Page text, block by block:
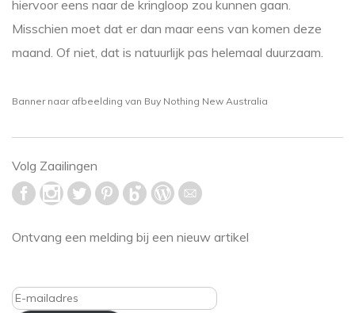
hiervoor eens naar de kringloop zou kunnen gaan.
Misschien moet dat er dan maar eens van komen deze
maand. Of niet, dat is natuurlijk pas helemaal duurzaam.
Banner naar afbeelding van Buy Nothing New Australia
Volg Zaailingen
Ontvang een melding bij een nieuw artikel
E-